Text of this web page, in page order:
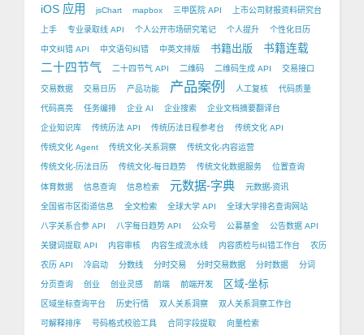
iOS 应用 jsChart mapbox 三甲医院 API 上市公司财报资料研究台
上手 专业录取线 API 个人公开市场研究笔记 个人提升 个性化日历
中文纠错 API 中文语句纠错 中英文排版 书籍出版 书籍连载
二十四节气 二十四节气 API 二维码 二维码生成 API 交易接口
交易数据 交易日历 产品功能 产品案例 人工复核 代码质量
代码高亮 任务编排 企业 AI 企业搜索 企业文档摘要翻译台
企业知识库 传统历法 API 传统历法日程参考台 传统文化 API
传统文化 Agent 传统文化-关系洞察 传统文化-内容运营
传统文化-历法日历 传统文化-每日趋势 传统文化数据服务 位置查询
体育数据 信息查询 信息检索 元数据-字典 元数据-资讯
全国省市区街道信息 全文检索 全球大学 API 全球大学排名查询网站
八字关系合参 API 八字每日趋势 API 公众号 公募基金 公告数据 API
关键词提取 API 内容审核 内容生成流水线 内容质检与纠错工作台 农历
农历 API 冷启动 分数线 分时交易 分时交易数据 分时数据 分词
分页查询 创业 创业灵感 前端 前端开发 区域-坐标
区域坐标查询平台 历史行情 双人关系洞察 双人关系洞察工作台
可解释排序 号码格式校验工具 合同字段提取 向量检索